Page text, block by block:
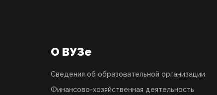
О ВУЗе
Сведения об образовательной организации
Финансово-хозяйственная деятельность